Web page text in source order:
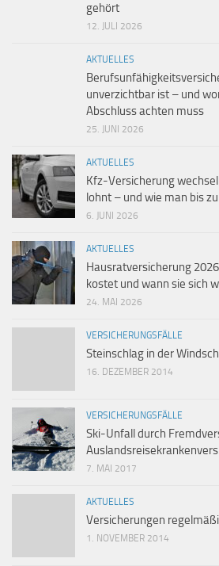
gehört
12. JULI 2026
AKTUELLES
unverzichtbar ist – und
Abschluss achten muss
25. JUNI 2026
AKTUELLES
Kfz-Versicherung
lohnt – und wie man bis
6. JUNI 2026
AKTUELLES
Hausratversicherung
kostet und wann sie sich
24. MAI 2026
VERSICHERUNGSFÄLLE
Steinschlag in der
16. DEZEMBER 2014
VERSICHERUNGSFÄLLE
Ski-Unfall durch
7. MAI 2017
AKTUELLES
Versicherungen
1. NOVEMBER 2014